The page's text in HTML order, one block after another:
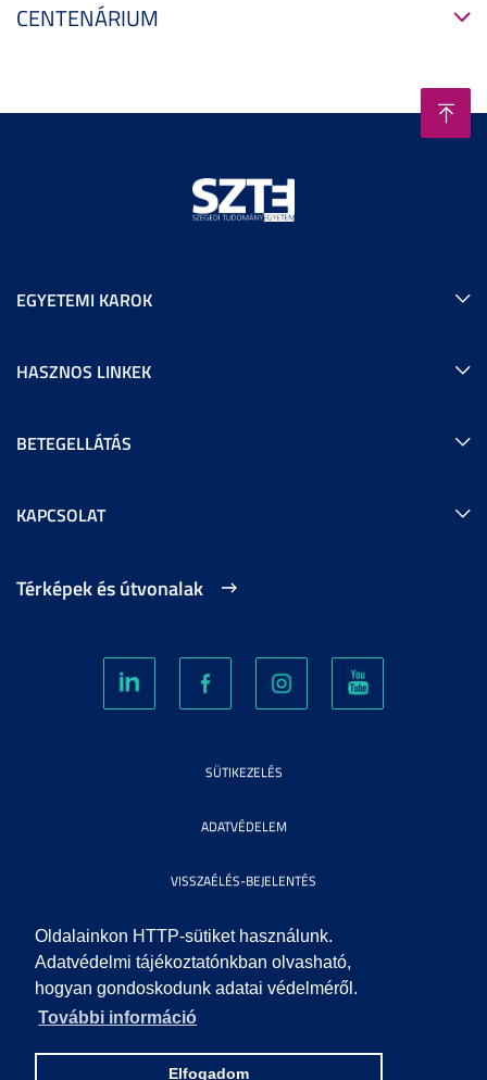
Oldalainkon HTTP-sütiket használunk.
Adatvédelmi tájékoztatónkban olvasható,
hogyan gondoskodunk adatai védelméről.
További információ
Elfogadom
CENTENÁRIUM
EGYETEMI KAROK
HASZNOS LINKEK
BETEGELLÁTÁS
KAPCSOLAT
Térképek és útvonalak
SÜTIKEZELÉS
ADATVÉDELEM
VISSZAÉLÉS-BEJELENTÉS
KÖZÉRDEKŰ ADATOK
IMPRESSZUM